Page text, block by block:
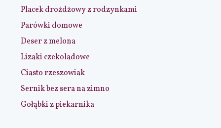
Placek drożdżowy z rodzynkami
Parówki domowe
Deser z melona
Lizaki czekoladowe
Ciasto rzeszowiak
Sernik bez sera na zimno
Gołąbki z piekarnika